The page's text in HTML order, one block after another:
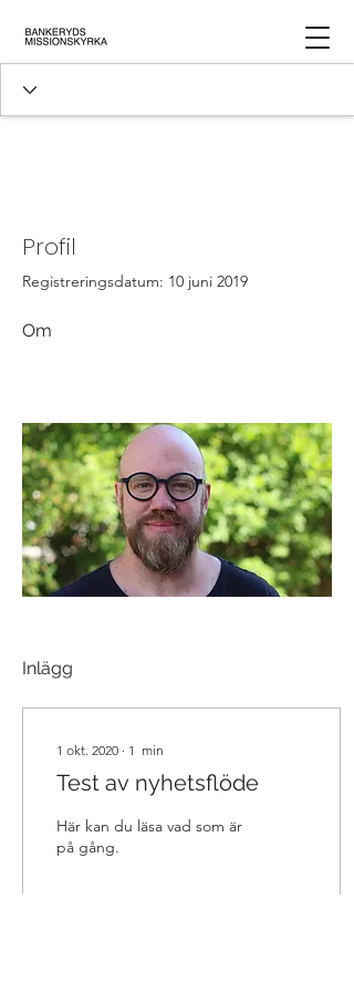
Profil
Registreringsdatum: 10 juni 2019
Om
Inlägg
1 okt. 2020 ∙ 1 min
Test av nyhetsflöde
Här kan du läsa vad som är
på gång.